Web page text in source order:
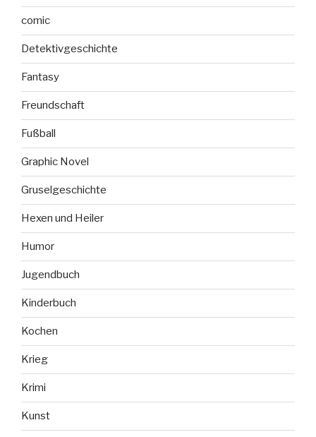
comic
Detektivgeschichte
Fantasy
Freundschaft
Fußball
Graphic Novel
Gruselgeschichte
Hexen und Heiler
Humor
Jugendbuch
Kinderbuch
Kochen
Krieg
Krimi
Kunst